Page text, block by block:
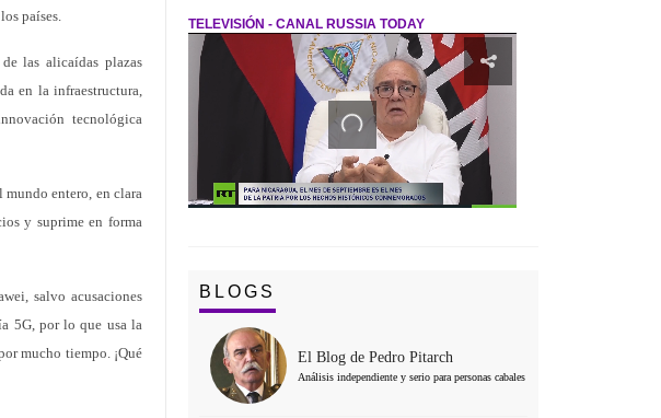
países.
las alicaídas plazas
en la infraestructura,
tecnológica
mundo entero, en clara
y suprime en forma
salvo acusaciones
5G, por lo que usa la
mucho tiempo. ¡Qué
TELEVISIÓN - CANAL RUSSIA TODAY
BLOGS
El Blog de Pedro Pitarch
Análisis independiente y serio para personas cabales